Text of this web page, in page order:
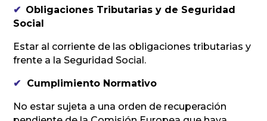
✔ Obligaciones Tributarias y de Seguridad
Social
Estar al corriente de las obligaciones tributarias y
frente a la Seguridad Social.
✔ Cumplimiento Normativo
No estar sujeta a una orden de recuperación